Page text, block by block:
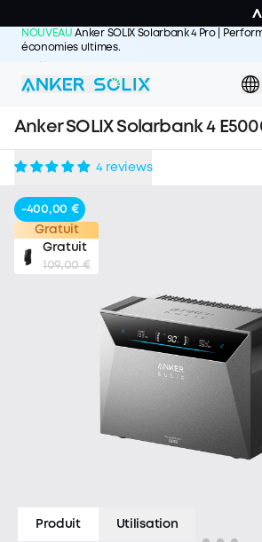
NOUVEAU Anker SOLIX Solarbank 4 Pro |
économies ultimes.
Anker SOLIX Solarbank 4
4 reviews
-400,00 €
Gratuit
Gratuit
109,00 €
Produit Utilisation